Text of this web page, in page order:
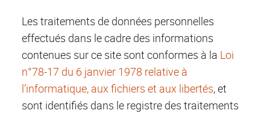
Les traitements de données personnelles
effectués dans le cadre des informations
contenues sur ce site sont conformes à la Loi
n°78-17 du 6 janvier 1978 relative à
l’informatique, aux fichiers et aux libertés, et
sont identifiés dans le registre des traitements